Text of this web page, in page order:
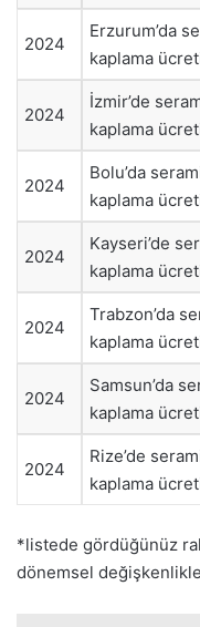
2024
Erzurum’da
kaplama
2024
İzmir’de
kaplama
2024
Bolu’da
kaplama
2024
Kayseri’de
kaplama
2024
Trabzon’da
kaplama
2024
Samsun’da
kaplama
2024
Rize’de
kaplama
*listede gördüğünüz
dönemsel